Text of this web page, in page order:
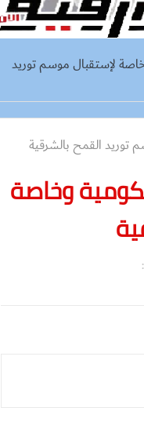
وخاصة لإستقبال موسم توريد
حكومية وخاصة